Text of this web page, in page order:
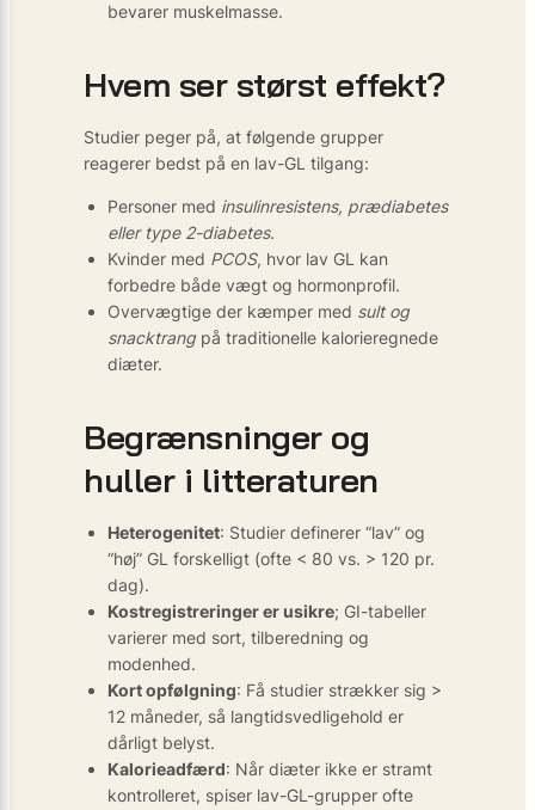
bevarer muskelmasse.
Hvem ser størst effekt?
Studier peger på, at følgende grupper
reagerer bedst på en lav-GL tilgang:
Personer med insulinresistens, prædiabetes
eller type 2-diabetes.
Kvinder med PCOS, hvor lav GL kan
forbedre både vægt og hormonprofil.
Overvægtige der kæmper med sult og
snacktrangpå traditionelle kalorieregnede
diæter.
Begrænsninger og
huller i litteraturen
Heterogenitet: Studier definerer “lav” og
“høj” GL forskelligt (ofte < 80 vs. > 120 pr.
dag).
Kostregistreringer er usikre; GI-tabeller
varierer med sort, tilberedning og
modenhed.
Kort opfølgning: Få studier strækker sig >
12 måneder, så langtidsvedligehold er
dårligt belyst.
Kalorieadfærd: Når diæter ikke er stramt
kontrolleret, spiser lav-GL-grupper ofte